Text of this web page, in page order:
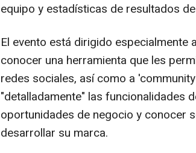
equipo y estadísticas de resultados
El evento está dirigido
conocer una herramienta que les
redes sociales, así como a
"detalladamente" las funcionalidades
oportunidades de negocio y conocer
desarrollar su marca.